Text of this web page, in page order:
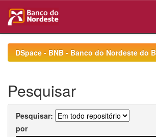
navigationDSpace - BNB - Banco do Nordeste do
Pesquisar
Pesquisar:
por